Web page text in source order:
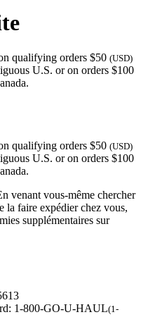
qualifying orders $50 (USD)
U.S. or on orders $100
qualifying orders $50 (USD)
U.S. or on orders $100
venant vous-même chercher
la faire expédier chez vous,
supplémentaires sur
1-800-GO-U-HAUL(1-